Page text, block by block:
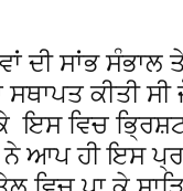
ਦੀ ਸਾਂਭ
ਕੀਤੀ
ਇਸ ਵਿਚ
ਨੇ ਆਪ ਹੀ ਇਸ